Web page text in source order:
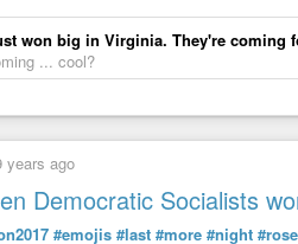
won big in Virginia. They're coming
... cool?
years ago
Democratic Socialists
#emojis #last #more #night #rose